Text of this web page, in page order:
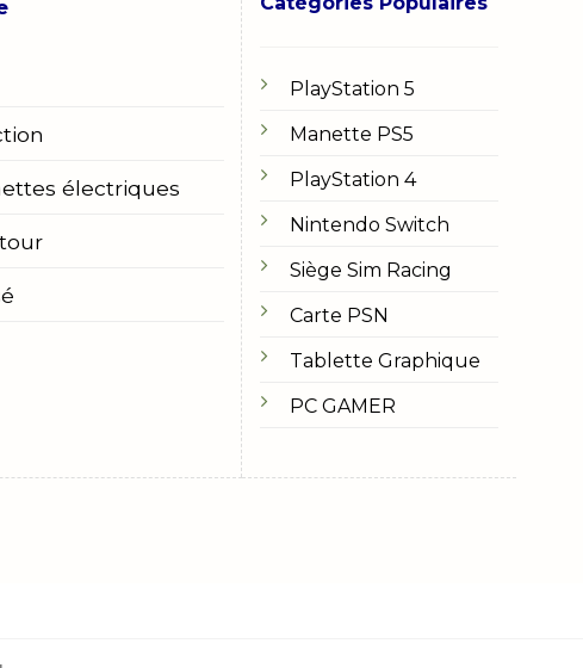
électriques
PlayStation 5
Manette PS5
PlayStation 4
Nintendo Switch
Siège Sim Racing
Carte PSN
Tablette Graphique
PC GAMER